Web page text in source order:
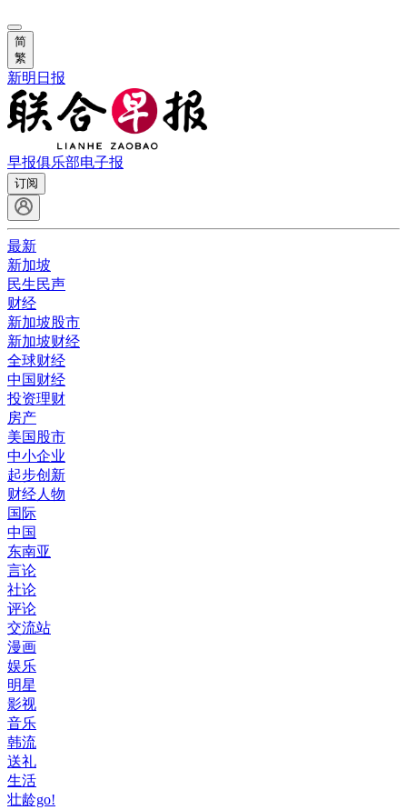
简
繁
新明日报
早报俱乐部电子报
订阅
最新
新加坡
民生民声
财经
新加坡股市
新加坡财经
全球财经
中国财经
投资理财
房产
美国股市
中小企业
起步创新
财经人物
国际
中国
东南亚
言论
社论
评论
交流站
漫画
娱乐
明星
影视
音乐
韩流
送礼
生活
壮龄go!